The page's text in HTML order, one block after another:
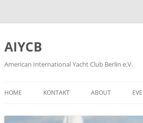
Zum
AIYCB
American International Yacht Club Berlin e.V.
HOME KONTAKT ABOUT